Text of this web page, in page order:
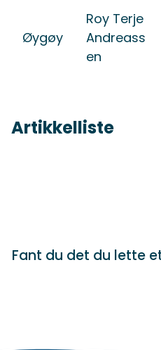
Øygøy
Roy Terje
Andreass
en
Artikkelliste
Fant du det du lette